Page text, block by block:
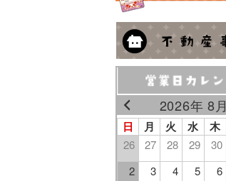
2026年 8月
日 月 火 水 木
26 27 28 29 30
2
3 4 5 6